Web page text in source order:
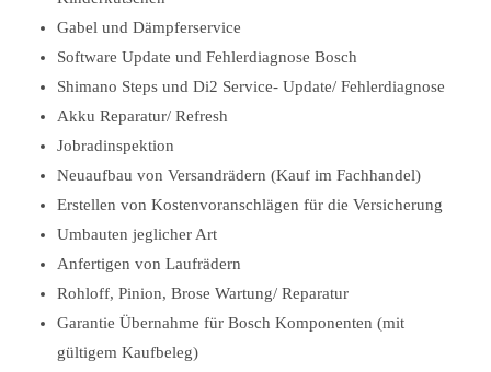
Gabel und Dämpferservice
Software Update und Fehlerdiagnose Bosch
Shimano Steps und Di2 Service- Update/ Fehlerdiagnose
Akku Reparatur/ Refresh
Jobradinspektion
Neuaufbau von Versandrädern (Kauf im Fachhandel)
Erstellen von Kostenvoranschlägen für die Versicherung
Umbauten jeglicher Art
Anfertigen von Laufrädern
Rohloff, Pinion, Brose Wartung/ Reparatur
Garantie Übernahme für Bosch Komponenten (mit
gültigem Kaufbeleg)